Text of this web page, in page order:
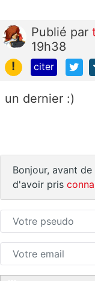
Publié par
19h38
!
citer
un dernier :)
Bonjour, avant
d'avoir pris